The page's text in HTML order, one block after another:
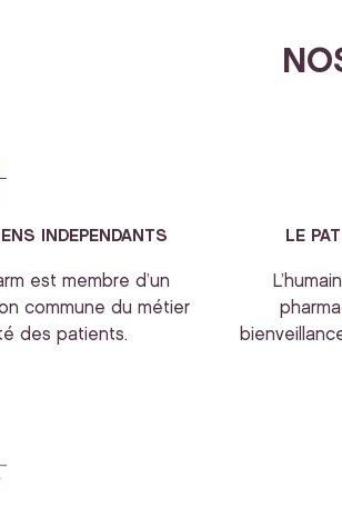
INDEPENDANTS
est membre d’un
commune du métier
des patients.
LE